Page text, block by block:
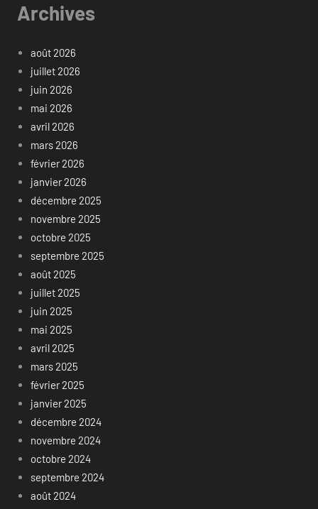
Archives
août 2026
juillet 2026
juin 2026
mai 2026
avril 2026
mars 2026
février 2026
janvier 2026
décembre 2025
novembre 2025
octobre 2025
septembre 2025
août 2025
juillet 2025
juin 2025
mai 2025
avril 2025
mars 2025
février 2025
janvier 2025
décembre 2024
novembre 2024
octobre 2024
septembre 2024
août 2024